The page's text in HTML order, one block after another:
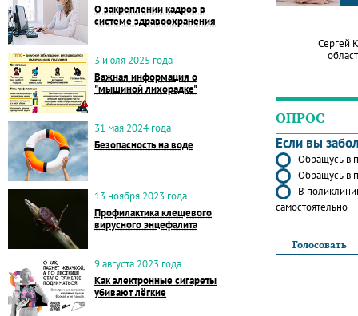
О закреплении кадров в
системе здравоохранения
3 июля 2025 года
Важная информация о
"мышиной лихорадке"
31 мая 2024 года
Безопасность на воде
13 ноября 2023 года
Профилактика клещевого
вирусного энцефалита
9 августа 2023 года
Как электронные сигареты
убивают лёгкие
Сергей
ОПРОС
Если вы
Обращусь в
Обращусь в
В
самостоятельно